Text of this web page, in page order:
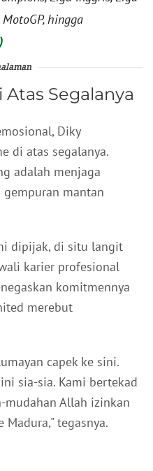
hingga
Segalanya
Diky
di atas segalanya.
adalah menjaga
mantan
dipijak, di situ langit
karier profesional
komitmennya
merebut
capek ke sini.
sia-sia. Kami bertekad
Allah izinkan
tegasnya.